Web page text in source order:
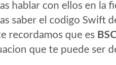
hablar con ellos en la
saber el codigo Swift
recordamos que es
que te puede ser